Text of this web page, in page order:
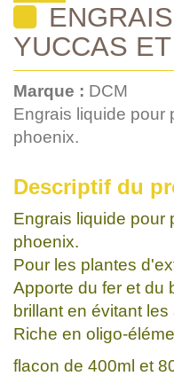
YUCCAS
Marque : DCM
Engrais liquide pour
phoenix.
Descriptif du
Engrais liquide pour
phoenix.
Pour les plantes
Apporte du fer et du
brillant en évitant
Riche en oligo-
flacon de 400ml et